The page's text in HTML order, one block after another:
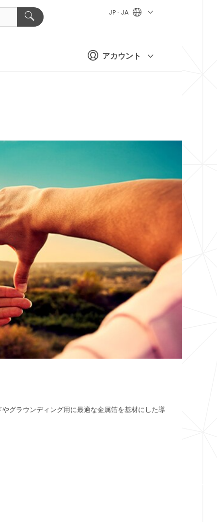
アカウント
JP - JA
グラウンディング用に最適な金属箔を基材にした導